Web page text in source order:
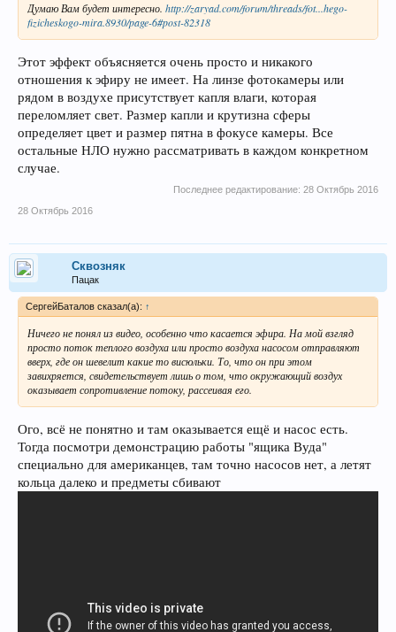
Думаю Вам будет интересно. http://zaryad.com/forum/threads/fot...hego-
fizicheskogo-mira.8930/page-6#post-82318
Этот эффект объясняется очень просто и никакого
отношения к эфиру не имеет. На линзе фотокамеры или
рядом в воздухе присутствует капля влаги, которая
переломляет свет. Размер капли и крутизна сферы
определяет цвет и размер пятна в фокусе камеры. Все
остальные НЛО нужно рассматривать в каждом конкретном
случае.
Последнее редактирование: 28 Октябрь 2016
28 Октябрь 2016
Сквозняк
Пацак
СергейБаталов сказал(а): ↑
Ничего не понял из видео, особенно что касается эфира. На мой взгляд
просто поток теплого воздуха или просто воздуха насосом отправляют
вверх, где он шевелит какие то висюльки. То, что он при этом
завихряется, свидетельствует лишь о том, что окружающий воздух
оказывает сопротивление потоку, рассеивая его.
Ого, всё не понятно и там оказывается ещё и насос есть.
Тогда посмотри демонстрацию работы "ящика Вуда"
специально для американцев, там точно насосов нет, а летят
кольца далеко и предметы сбивают